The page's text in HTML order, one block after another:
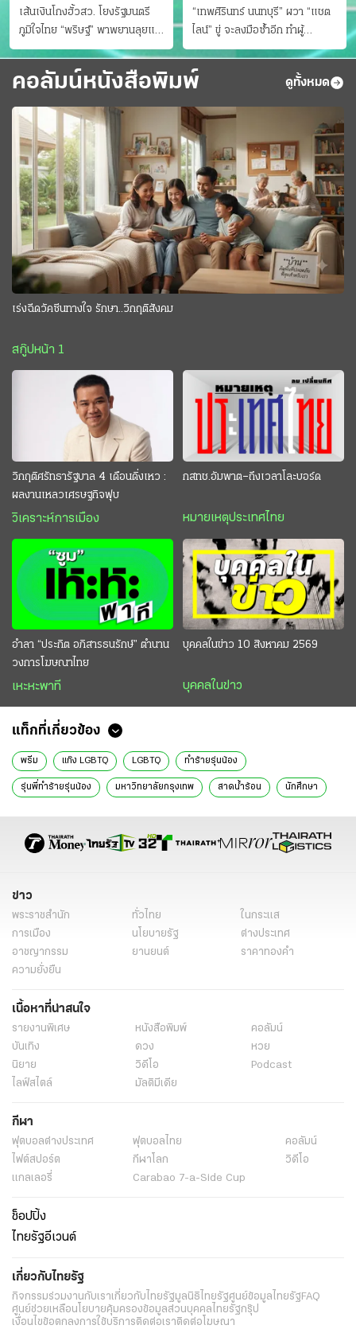
เส้นเงินโกงฮั้วสว. โยงรัฐมนตรี
ภูมิใจไทย “พริษฐ์” พาพยานลุยแฉ
มีโอนให้คนกกต.ด้วย
“เทพศิรินทร์ นนทบุรี” ผวา “แชต
ไลน์” ขู่ จะลงมือซ้ำอีก ทําผู้
ปกครองแตกตื่นแจ้งตำรวจ
คอลัมน์หนังสือพิมพ์ ดูทั้งหมด
เร่งฉีดวัคซีนทางใจ รักษา..วิกฤติสังคม
สกู๊ปหน้า 1
วิกฤติศรัทธารัฐบาล 4 เดือนดิ่งเหว :
ผลงานเหลวเศรษฐกิจฟุบ
วิเคราะห์การเมือง
กสทช.อัมพาต–ถึงเวลาโละบอร์ด
หมายเหตุประเทศไทย
อำลา “ประกิต อภิสารธนรักษ์” ตำนาน
วงการโฆษณาไทย
เหะหะพาที
บุคคลในข่าว 10 สิงหาคม 2569
บุคคลในข่าว
แท็กที่เกี่ยวข้อง
พรีม แก๊ง LGBTQ LGBTQ ทำร้ายรุ่นน้อง
รุ่นพี่ทำร้ายรุ่นน้อง มหาวิทยาลัยกรุงเทพ สาดน้ำร้อน นักศึกษา
ข่าวหน้า1
ข่าว
พระราชสำนัก ทั่วไทย
ในกระแส
การเมือง
นโยบายรัฐ
ต่างประเทศ
อาชญากรรม
ยานยนต์
ราคาทองคำ
ความยั่งยืน
เนื้อหาที่น่าสนใจ
รายงานพิเศษ หนังสือพิมพ์
คอลัมน์
บันเทิง
ดวง
หวย
นิยาย
วิดีโอ
Podcast
ไลฟ์สไตล์
มัลติมีเดีย
กีฬา
ฟุตบอลต่่างประเทศ ฟุตบอลไทย
คอลัมน์
ไฟต์สปอร์ต
กีฬาโลก
วิดีโอ
แกลเลอรี่
Carabao 7-a-Side Cup
ช็อปปิ้ง
ไทยรัฐอีเวนต์
เกี่ยวกับไทยรัฐ
กิจกรรมร่วมงานกับเราเกี่ยวกับไทยรัฐมูลนิธิไทยรัฐศูนย์ข้อมูลไทยรัฐFAQ
ศูนย์ช่วยเหลือนโยบายคุ้มครองข้อมูลส่วนบุคคลไทยรัฐกรุ๊ป
เงื่อนไขข้อตกลงการใช้บริการติดต่อเราติดต่อโฆษณา